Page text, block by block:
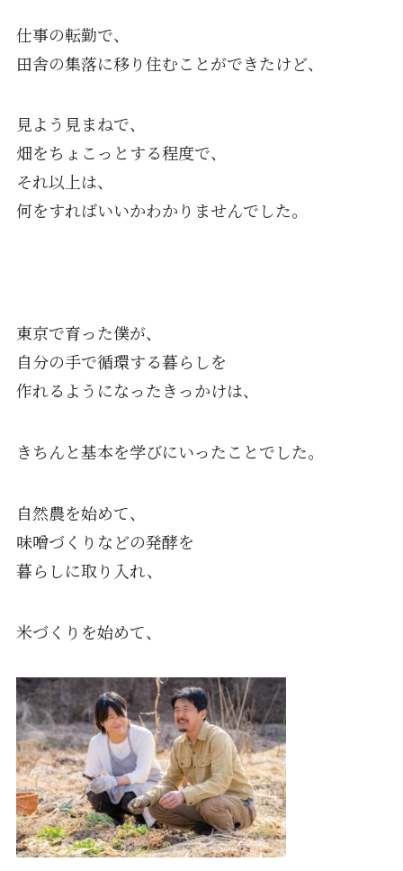
仕事の転勤で、
田舎の集落に移り住むことができたけど、
見よう見まねで、
畑をちょこっとする程度で、
それ以上は、
何をすればいいかわかりませんでした。
東京で育った僕が、
自分の手で循環する暮らしを
作れるようになったきっかけは、
きちんと基本を学びにいったことでした。
自然農を始めて、
味噌づくりなどの発酵を
暮らしに取り入れ、
米づくりを始めて、